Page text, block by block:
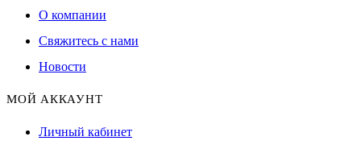
О компании
Свяжитесь с нами
Новости
МОЙ АККАУНТ
Личный кабинет